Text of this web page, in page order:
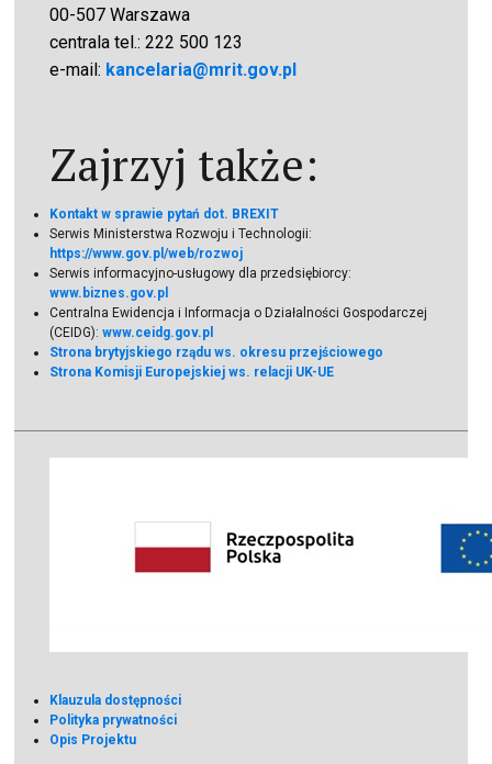
00-507 Warszawa
centrala tel.: 222 500 123
e-mail: kancelaria@mrit.gov.pl
Zajrzyj także:
Kontakt w sprawie pytań dot. BREXIT
Serwis Ministerstwa Rozwoju i Technologii:
https://www.gov.pl/web/rozwoj
Serwis informacyjno-usługowy dla przedsiębiorcy:
www.biznes.gov.pl
Centralna Ewidencja i Informacja o Działalności Gospodarczej
(CEIDG):www.ceidg.gov.pl
Strona brytyjskiego rządu ws. okresu przejściowego
Strona Komisji Europejskiej ws. relacji UK-UE
Klauzula dostępności
Polityka prywatności
Opis Projektu